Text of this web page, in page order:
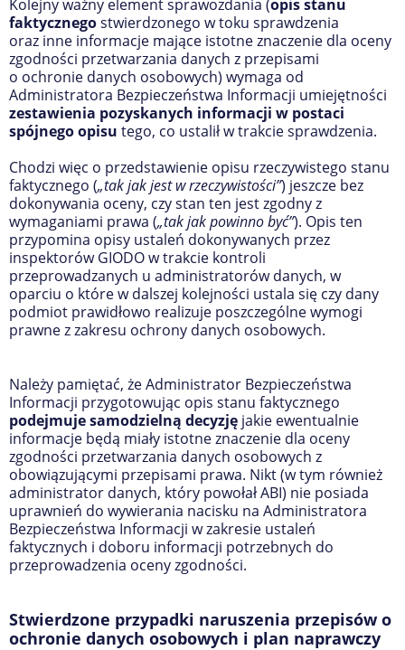
Kolejny ważny element sprawozdania (opis stanu
faktycznegostwierdzonego w toku sprawdzenia
oraz inne informacje mające istotne znaczenie dla oceny
zgodności przetwarzania danych z przepisami
o ochronie danych osobowych) wymaga od
Administratora Bezpieczeństwa Informacji umiejętności
zestawienia pozyskanych informacji w postaci
spójnego opisu tego, co ustalił w trakcie sprawdzenia.
Chodzi więc o przedstawienie opisu rzeczywistego stanu
faktycznego („tak jak jest w rzeczywistości”) jeszcze bez
dokonywania oceny, czy stan ten jest zgodny z
wymaganiami prawa („tak jak powinno być”). Opis ten
przypomina opisy ustaleń dokonywanych przez
inspektorów GIODO w trakcie kontroli
przeprowadzanych u administratorów danych, w
oparciu o które w dalszej kolejności ustala się czy dany
podmiot prawidłowo realizuje poszczególne wymogi
prawne z zakresu ochrony danych osobowych.
Należy pamiętać, że Administrator Bezpieczeństwa
Informacji przygotowując opis stanu faktycznego
podejmuje samodzielną decyzję jakie ewentualnie
informacje będą miały istotne znaczenie dla oceny
zgodności przetwarzania danych osobowych z
obowiązującymi przepisami prawa. Nikt (w tym również
administrator danych, który powołał ABI) nie posiada
uprawnień do wywierania nacisku na Administratora
Bezpieczeństwa Informacji w zakresie ustaleń
faktycznych i doboru informacji potrzebnych do
przeprowadzenia oceny zgodności.
Stwierdzone przypadki naruszenia przepisów o
ochronie danych osobowych i plan naprawczy